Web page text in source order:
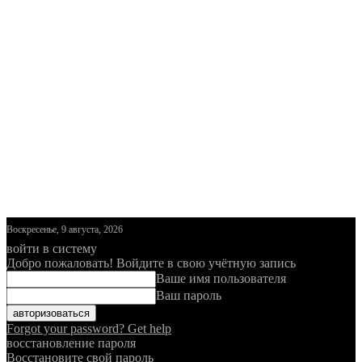
Воскресенье, 9 августа, 2026
войти в систему
Добро пожаловать! Войдите в свою учётную запись
Ваше имя пользователя
Ваш пароль
Forgot your password? Get help
восстановление пароля
Восстановите свой пароль